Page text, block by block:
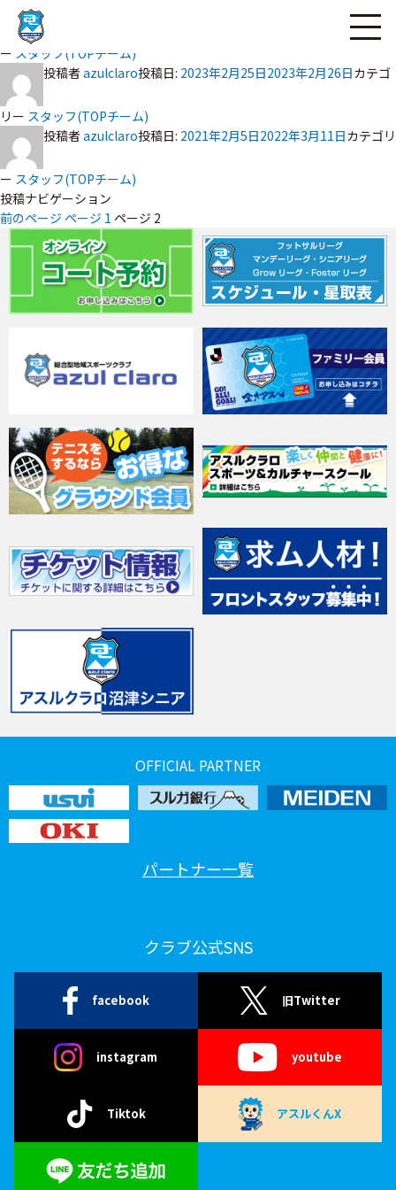
カテゴリ
ー スタッフ(TOPチーム)
投稿者azulclaro投稿日: 2023年2月25日2023年2月26日カテゴ
リー スタッフ(TOPチーム)
投稿者azulclaro投稿日: 2021年2月5日2022年3月11日カテゴリ
ー スタッフ(TOPチーム)
投稿ナビゲーション
前のページ ページ 1 ページ 2
OFFICIAL PARTNER
パートナー一覧
クラブ公式SNS
facebook 旧Twitter
instagram youtube
Tiktok アスルくんX